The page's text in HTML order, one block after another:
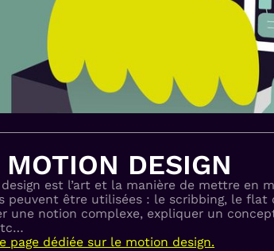
MOTION DESIGN
est l’art et la manière de mettre en
peuvent être utilisées : le scribbing, le flat
une notion complexe, expliquer un
page dédiée sur le motion design.